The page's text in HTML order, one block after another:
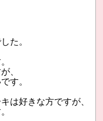
た。
、
す。
は好きな方ですが、